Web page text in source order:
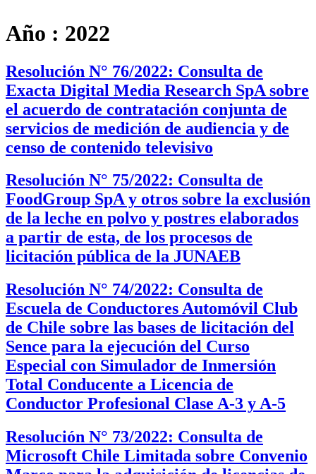
Año : 2022
Resolución N° 76/2022: Consulta de
Exacta Digital Media Research SpA sobre
el acuerdo de contratación conjunta de
servicios de medición de audiencia y de
censo de contenido televisivo
Resolución N° 75/2022: Consulta de
FoodGroup SpA y otros sobre la exclusión
de la leche en polvo y postres elaborados
a partir de esta, de los procesos de
licitación pública de la JUNAEB
Resolución N° 74/2022: Consulta de
Escuela de Conductores Automóvil Club
de Chile sobre las bases de licitación del
Sence para la ejecución del Curso
Especial con Simulador de Inmersión
Total Conducente a Licencia de
Conductor Profesional Clase A-3 y A-5
Resolución N° 73/2022: Consulta de
Microsoft Chile Limitada sobre Convenio